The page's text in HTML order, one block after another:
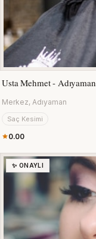
Usta Mehmet - Adıyaman
Merkez, Adıyaman
Saç Kesimi
0.00
✨ ONAYLI